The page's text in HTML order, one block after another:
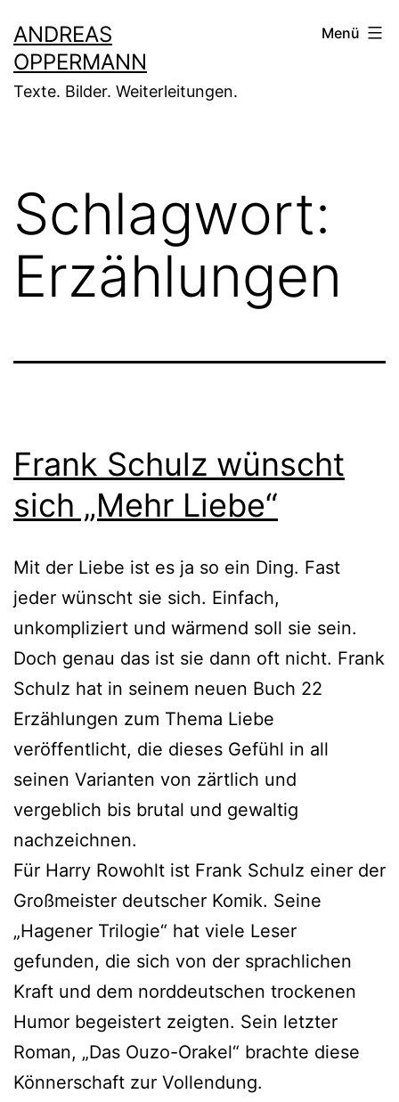
Inhalt
springen
ANDREAS
OPPERMANN
Texte. Bilder. Weiterleitungen.
Menü
Schlagwort:
Erzählungen
Frank Schulz wünscht
sich „Mehr Liebe“
Mit der Liebe ist es ja so ein Ding. Fast
jeder wünscht sie sich. Einfach,
unkompliziert und wärmend soll sie sein.
Doch genau das ist sie dann oft nicht. Frank
Schulz hat in seinem neuen Buch 22
Erzählungen zum Thema Liebe
veröffentlicht, die dieses Gefühl in all
seinen Varianten von zärtlich und
vergeblich bis brutal und gewaltig
nachzeichnen.
Für Harry Rowohlt ist Frank Schulz einer der
Großmeister deutscher Komik. Seine
„Hagener Trilogie“ hat viele Leser
gefunden, die sich von der sprachlichen
Kraft und dem norddeutschen trockenen
Humor begeistert zeigten. Sein letzter
Roman, „Das Ouzo-Orakel“ brachte diese
Könnerschaft zur Vollendung.